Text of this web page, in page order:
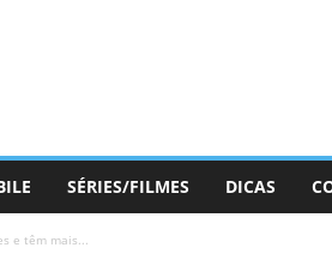
SÉRIES/FILMES DICAS
e têm mais...